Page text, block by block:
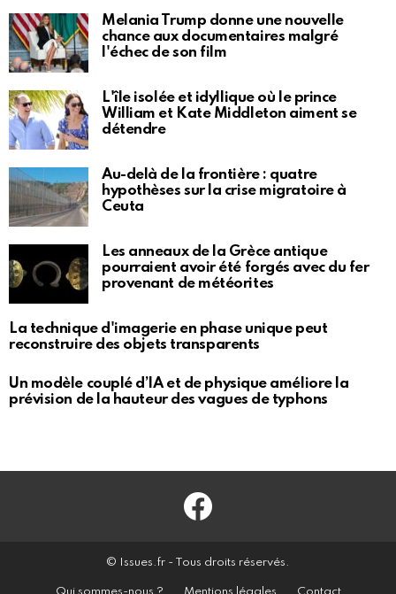
Melania Trump donne une nouvelle
chance aux documentaires malgré
l'échec de son film
L'île isolée et idyllique où le prince
William et Kate Middleton aiment se
détendre
Au-delà de la frontière : quatre
hypothèses sur la crise migratoire à
Ceuta
Les anneaux de la Grèce antique
pourraient avoir été forgés avec du fer
provenant de météorites
La technique d'imagerie en phase unique peut
reconstruire des objets transparents
Un modèle couplé d’IA et de physique améliore la
prévision de la hauteur des vagues de typhons
Facebook
© Issues.fr - Tous droits réservés.
Qui sommes-nous ? Mentions légales Contact